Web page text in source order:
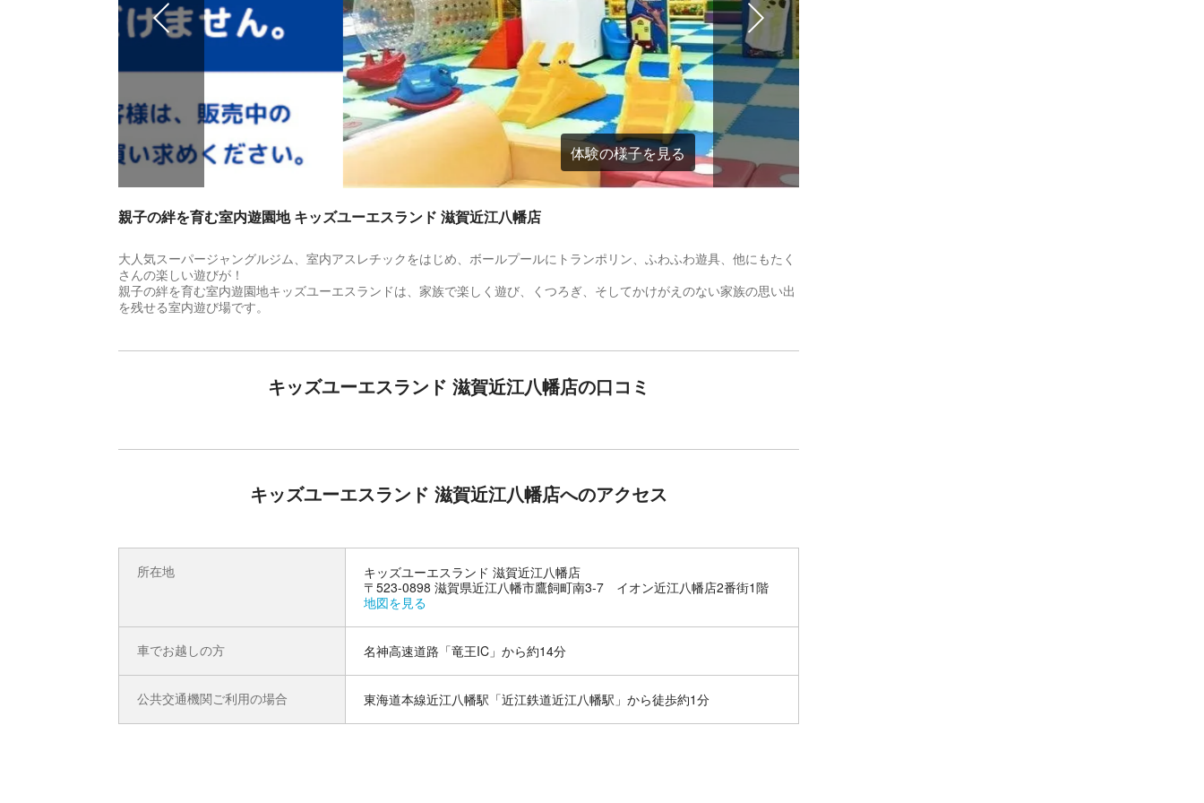
体験の様子を見る
親子の絆を育む室内遊園地 キッズユーエスランド 滋賀近江八幡店
大人気スーパージャングルジム、室内アスレチックをはじめ、ボールプールにトランポリン、ふわふわ遊具、他にもたく
さんの楽しい遊びが！
親子の絆を育む室内遊園地キッズユーエスランドは、家族で楽しく遊び、くつろぎ、そしてかけがえのない家族の思い出
を残せる室内遊び場です。
キッズユーエスランド 滋賀近江八幡店の口コミ
キッズユーエスランド 滋賀近江八幡店へのアクセス
所在地
キッズユーエスランド 滋賀近江八幡店
〒523-0898 滋賀県近江八幡市鷹飼町南3-7 イオン近江八幡店2番街1階
地図を見る
車でお越しの方 名神高速道路「竜王IC」から約14分
公共交通機関ご利用の場合 東海道本線近江八幡駅「近江鉄道近江八幡駅」から徒歩約1分